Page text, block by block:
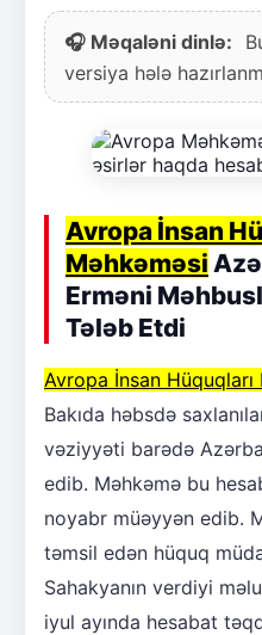
🎧 Məqaləni dinlə:
versiya hələ
Avropa İnsan
Məhkəməsi
Erməni
Tələb Etdi
Avropa İnsan Hüquqları
Bakıda həbsdə
vəziyyəti barədə
edib. Məhkəmə bu
noyabr müəyyən edib.
təmsil edən hüquq
Sahakyanın verdiyi
iyul ayında hesabat